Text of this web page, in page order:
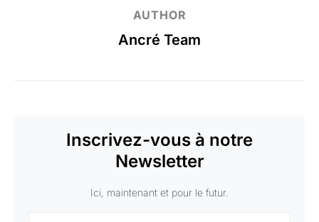
AUTHOR
Ancré Team
Inscrivez-vous à notre
Newsletter
Ici, maintenant et pour le futur.